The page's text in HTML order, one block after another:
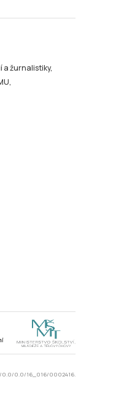
žurnalistiky,
0.0/0.0/16_016/0002416.